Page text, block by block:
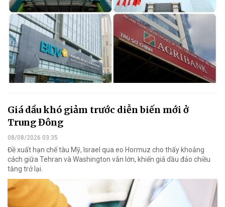
Giá dầu khó giảm trước diễn biến mới ở
Trung Đông
08/08/2026 03:35
Đề xuất hạn chế tàu Mỹ, Israel qua eo Hormuz cho thấy khoảng
cách giữa Tehran và Washington vẫn lớn, khiến giá dầu đảo chiều
tăng trở lại.